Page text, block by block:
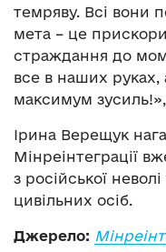
темряву. Всі вони
мета – це
страждання до
все в наших
максимум
Ірина Верещук
Мінреінтеграції
з російської
цивільних осіб.
Джерело: